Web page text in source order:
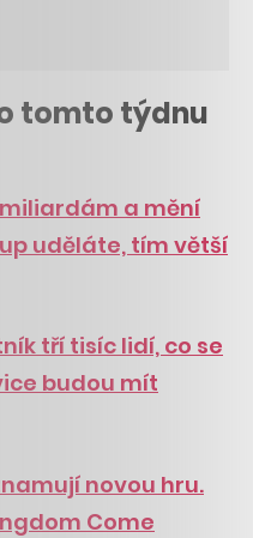
tomto týdnu
a mění
uděláte, tím větší
tří tisíc lidí, co se
budou mít
novou hru.
Come